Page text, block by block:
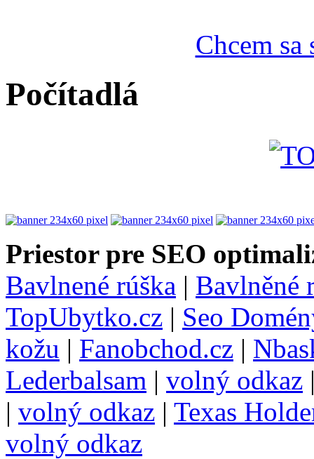
Chcem
Počítadlá
Priestor pre SEO
Bavlnené rúška | Bavlněné
TopUbytko.cz | Seo
kožu | Fanobchod.cz |
Lederbalsam | volný odkaz
| volný odkaz | Texas
volný odkaz